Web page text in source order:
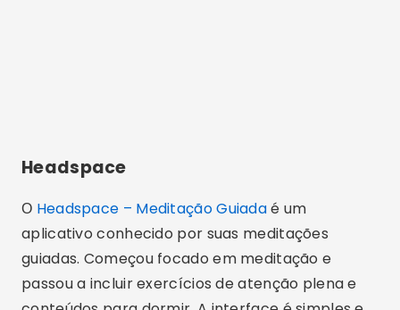
O app traz sessões voltadas a objetivos
diferentes, como aliviar a tensão, melhorar o
foco e pegar no sono. Vale saber desde já: a
ficha na Google Play informa que o Headspace
tem compras dentro do aplicativo. Ou seja,
parte do conteúdo é liberada só depois de